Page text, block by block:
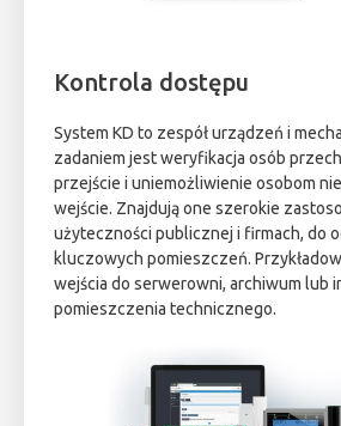
Kontrola dostępu
System KD to zespół urządzeń i
zadaniem jest weryfikacja osób
przejście i uniemożliwienie osobom
wejście. Znajdują one szerokie
użyteczności publicznej i firmach, do
kluczowych pomieszczeń.
wejścia do serwerowni, archiwum lub
pomieszczenia technicznego.